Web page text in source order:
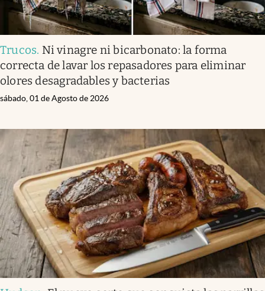
Trucos. Ni vinagre ni bicarbonato: la forma
correcta de lavar los repasadores para eliminar
olores desagradables y bacterias
sábado, 01 de Agosto de 2026